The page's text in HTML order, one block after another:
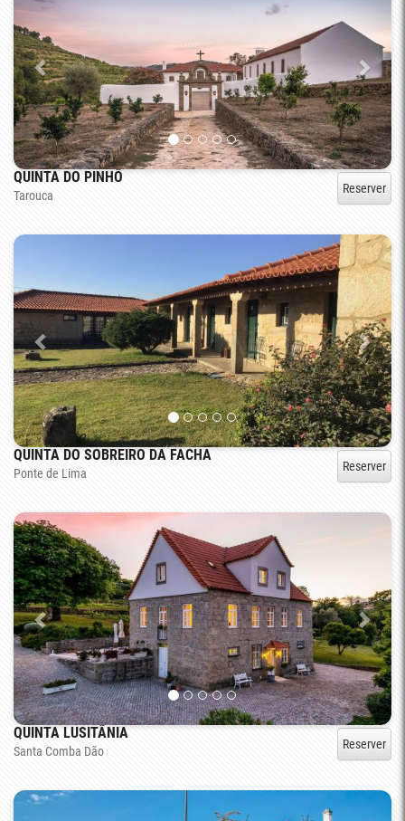
QUINTA DO PINHÔ
Tarouca Reserver
QUINTA DO SOBREIRO DA FACHA
Ponte de Lima Reserver
QUINTA LUSITÂNIA
Santa Comba Dão Reserver